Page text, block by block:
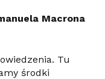
Macrona
Tu
środki